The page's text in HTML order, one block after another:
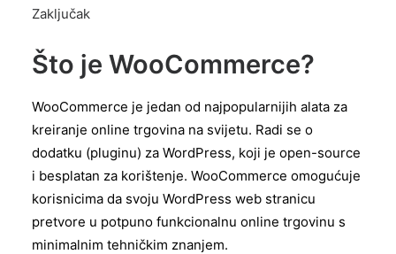
Zaključak
Što je WooCommerce?
WooCommerce je jedan od najpopularnijih alata za
kreiranje online trgovina na svijetu. Radi se o
dodatku (pluginu) za WordPress, koji je open-source
i besplatan za korištenje. WooCommerce omogućuje
korisnicima da svoju WordPress web stranicu
pretvore u potpuno funkcionalnu online trgovinu s
minimalnim tehničkim znanjem.